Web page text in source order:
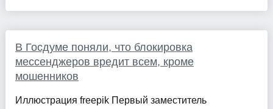
В Госдуме поняли, что блокировка
мессенджеров вредит всем, кроме
мошенников
Иллюстрация freepik Первый заместитель